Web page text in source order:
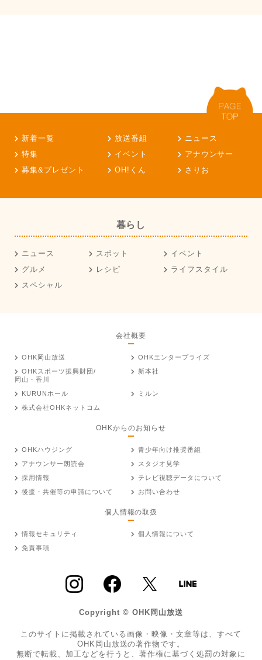
新着一覧 放送番組
ニュース
特集
イベント
アナウンサー
募集&プレゼント
OH!くん さりお
暮らし
ニュース スポット
イベント
グルメ
レシピ
ライフスタイル
スペシャル
会社概要
OHK岡山放送
OHKエンタープライズ
OHKスポーツ振興財団/
岡山・香川
新本社
KURUNホール
ミルン
株式会社OHKネットコム
OHKからのお知らせ
OHKハウジング
青少年向け推奨番組
アナウンサー朗読会
スタジオ見学
採用情報
テレビ視聴データについて
後援・共催等の申請について
お問い合わせ
個人情報の取扱
情報セキュリティ
個人情報について
免責事項
Copyright © OHK岡山放送
このサイトに掲載されている画像・映像・文章等は、すべて
OHK岡山放送の著作物です。
無断で転載、加工などを行うと、著作権に基づく処罰の対象に